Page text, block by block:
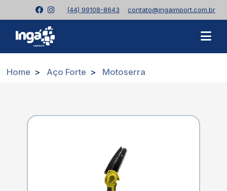
(44) 99108-8643 contato@ingaimport.com.br
Home Aço Forte Motoserra